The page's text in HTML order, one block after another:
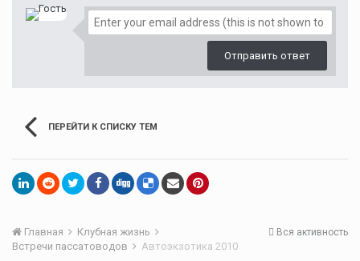
Отправить ответ
ПЕРЕЙТИ К СПИСКУ ТЕМ
Вся активность
Главная
Клубная жизнь
Встречи пассатоводов
Автоэкзотика 2010